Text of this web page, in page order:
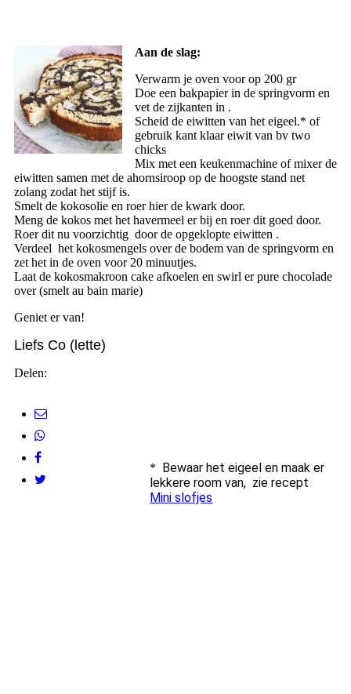
Aan de slag:
Verwarm je oven voor op 200 gr
Doe een bakpapier in de springvorm en
vet de zijkanten in .
Scheid de eiwitten van het eigeel.* of
gebruik kant klaar eiwit van bv two
chicks
Mix met een keukenmachine of mixer de
eiwitten samen met de ahornsiroop op de hoogste stand net
zolang zodat het stijf is.
Smelt de kokosolie en roer hier de kwark door.
Meng de kokos met het havermeel er bij en roer dit goed door.
Roer dit nu voorzichtig door de opgeklopte eiwitten .
Verdeel het kokosmengels over de bodem van de springvorm en
zet het in de oven voor 20 minuutjes.
Laat de kokosmakroon cake afkoelen en swirl er pure chocolade
over (smelt au bain marie)
Geniet er van!
Liefs Co (lette)
Delen:
* Bewaar het eigeel en maak er
lekkere room van, zie recept
Mini slofjes